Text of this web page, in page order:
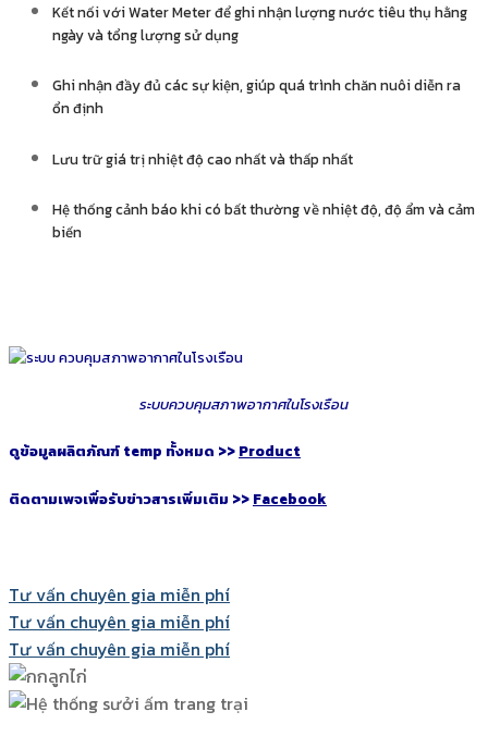
Kết nối với Water Meter để ghi nhận lượng nước tiêu thụ hằng
ngày và tổng lượng sử dụng
Ghi nhận đầy đủ các sự kiện, giúp quá trình chăn nuôi diễn ra
ổn định
Lưu trữ giá trị nhiệt độ cao nhất và thấp nhất
Hệ thống cảnh báo khi có bất thường về nhiệt độ, độ ẩm và cảm
biến
ระบบควบคุมสภาพอากาศในโรงเรือน
ดูข้อมูลผลิตภัณฑ์ temp ทั้งหมด >> Product
ติดตามเพจเพื่อรับข่าวสารเพิ่มเติม >> Facebook
Tư vấn chuyên gia miễn phí
Tư vấn chuyên gia miễn phí
Tư vấn chuyên gia miễn phí